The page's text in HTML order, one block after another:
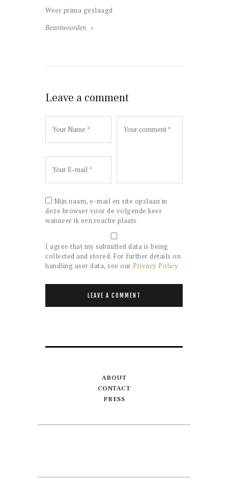
Weer prima geslaagd
Beantwoorden
Leave a comment
Mijn naam, e-mail en site opslaan in
deze browser voor de volgende keer
wanneer ik een reactie plaats.
I agree that my submitted data is being
collected and stored. For further details on
handling user data, see our Privacy Policy
ABOUT
CONTACT
PRESS